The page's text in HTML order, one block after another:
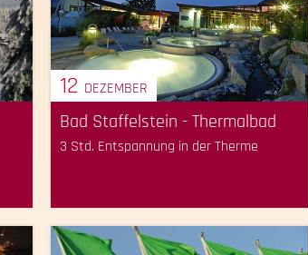
12 DEZEMBER
Bad Staffelstein - Thermalbad
3 Std. Entspannung in der Therme